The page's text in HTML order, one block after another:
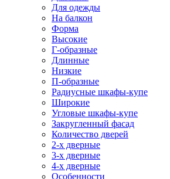
Для одежды
На балкон
Форма
Высокие
Г-образные
Длинные
Низкие
П-образные
Радиусные шкафы-купе
Широкие
Угловые шкафы-купе
Закругленный фасад
Количество дверей
2-х дверные
3-х дверные
4-х дверные
Особенности